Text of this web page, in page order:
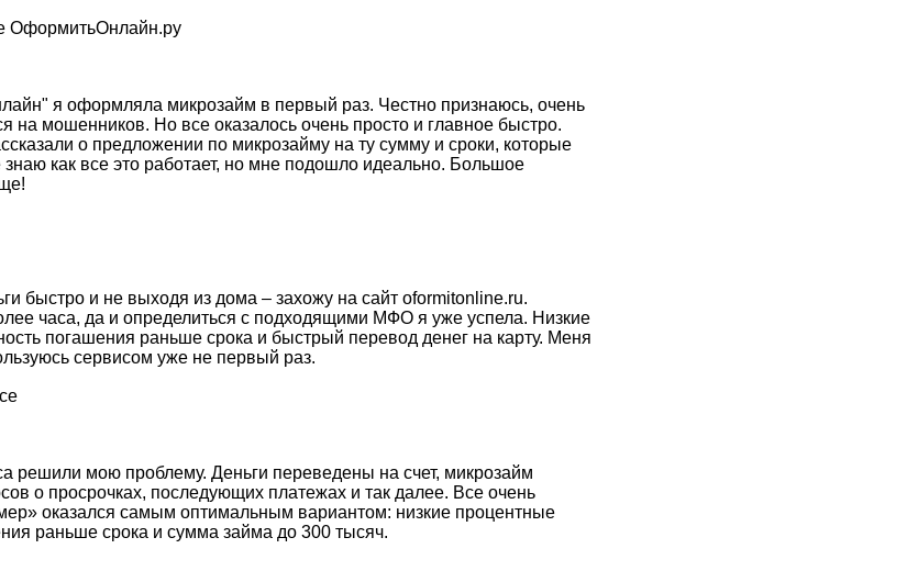
я оформляла микрозайм в первый раз. Честно признаюсь, очень
на мошенников. Но все оказалось очень просто и главное быстро.
о предложении по микрозайму на ту сумму и сроки, которые
знаю как все это работает, но мне подошло идеально. Большое
быстро и не выходя из дома – захожу на сайт oformitonline.ru.
часа, да и определиться с подходящими МФО я уже успела. Низкие
погашения раньше срока и быстрый перевод денег на карту. Меня
сервисом уже не первый раз.
решили мою проблему. Деньги переведены на счет, микрозайм
о просрочках, последующих платежах и так далее. Все очень
оказался самым оптимальным вариантом: низкие процентные
раньше срока и сумма займа до 300 тысяч.